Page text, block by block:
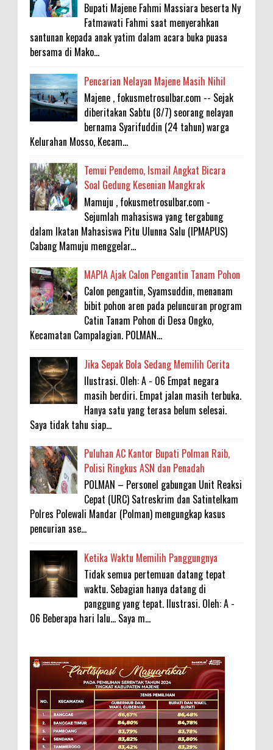
Bupati Majene Fahmi Massiara beserta Ny
Fatmawati Fahmi saat menyerahkan
santunan kepada anak yatim dalam acara buka puasa
bersama di Mako...
Pencarian Nelayan Majene Masih Nihil
Majene , fokusmetrosulbar.com -- Sejak
diberitakan Sabtu (8/7) seorang nelayan
bernama Syarifuddin (24 tahun) warga
Kelurahan Mosso, Kecam...
Temui Pendemo, Ismail Angkat Bicara
Soal Gedung Kesenian Mangkrak
Mamuju , fokusmetrosulbar.com -
Sejumlah mahasiswa yang tergabung
dalam Ikatan Mahasiswa Pitu Ulunna Salu (IPMAPUS)
Cabang Mamuju menggelar...
MAPIA Ajak Calon Pengantin Tanam Pohon
Calon pengantin, Syamsuddin, menanam
bibit pohon aren pada peluncuran program
Catin Tanam Pohon di Desa Ongko,
Kecamatan Campalagian. POLMAN...
Jika Sepak Bola Sedang Memilih Cerita
Ilustrasi. Oleh: A - 06 Empat negara
masih berdiri. Empat jalan masih terbuka.
Hanya satu yang terasa belum selesai.
Saya tidak tahu siap...
Puluhan AC Kantor Bupati Polman Raib,
Polisi Ringkus ASN dan Penadah
POLMAN – Personel gabungan Unit Reaksi
Cepat (URC) Satreskrim dan Satintelkam
Polres Polewali Mandar (Polman) mengungkap kasus
pencurian ase...
Ketika Waktu Memilih Panggungnya
Tidak semua pertemuan datang tepat
waktu. Sebagian hanya datang di
panggung yang tepat. Ilustrasi. Oleh: A -
06 Beberapa hari lalu... Saya m...